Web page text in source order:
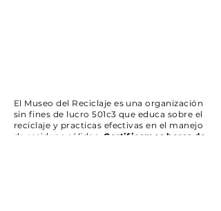
El Museo del Reciclaje es una organización
sin fines de lucro 501c3 que educa sobre el
reciclaje y practicas efectivas en el manejo
de residuos sólidos. Certificamos horas de